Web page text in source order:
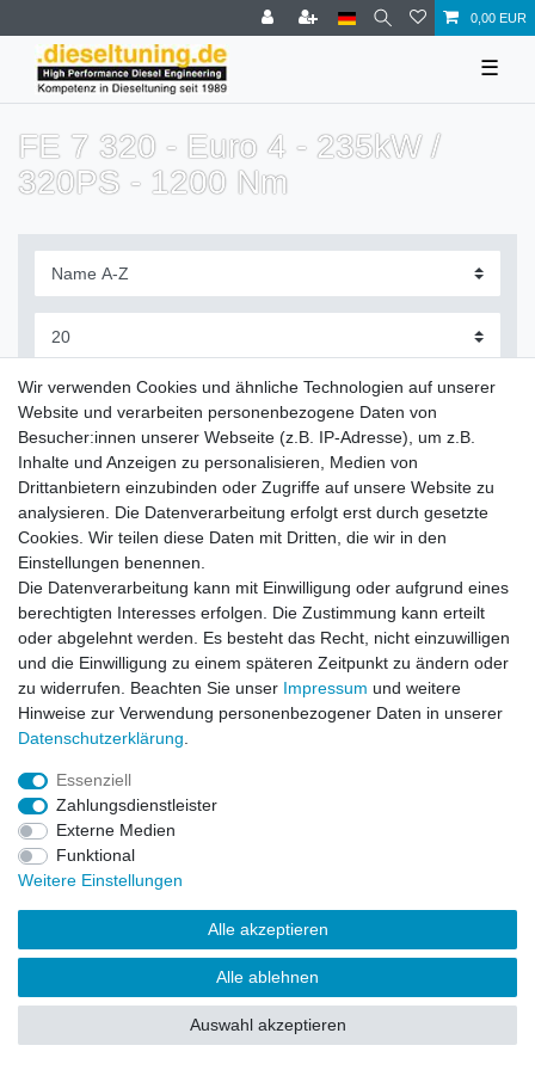
0,00 EUR
☰
FE 7 320 - Euro 4 - 235kW /
320PS - 1200 Nm
Filter
Zahlung und Versand
Impressum Daten­schutz­erklärung AGB
Barrierefreiheitserklärung Widerrufs­recht
Vertrag widerrufen
© Copyright 2026 | Alle Rechte vorbehalten.
Wir verwenden Cookies und ähnliche Technologien auf unserer
Website und verarbeiten personenbezogene Daten von
Besucher:innen unserer Webseite (z.B. IP-Adresse), um z.B.
Inhalte und Anzeigen zu personalisieren, Medien von
Drittanbietern einzubinden oder Zugriffe auf unsere Website zu
analysieren. Die Datenverarbeitung erfolgt erst durch gesetzte
Cookies. Wir teilen diese Daten mit Dritten, die wir in den
Einstellungen benennen.
Die Datenverarbeitung kann mit Einwilligung oder aufgrund eines
berechtigten Interesses erfolgen. Die Zustimmung kann erteilt
oder abgelehnt werden. Es besteht das Recht, nicht einzuwilligen
und die Einwilligung zu einem späteren Zeitpunkt zu ändern oder
zu widerrufen. Beachten Sie unser Impressum und weitere
Hinweise zur Verwendung personenbezogener Daten in unserer
Daten­schutz­erklärung
Essenziell
Zahlungsdienstleister
Externe Medien
Funktional
Weitere Einstellungen
Alle akzeptieren
Alle ablehnen
Auswahl akzeptieren